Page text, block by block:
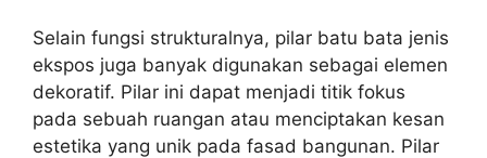
Selain fungsi strukturalnya, pilar batu bata jenis
ekspos juga banyak digunakan sebagai elemen
dekoratif. Pilar ini dapat menjadi titik fokus
pada sebuah ruangan atau menciptakan kesan
estetika yang unik pada fasad bangunan. Pilar